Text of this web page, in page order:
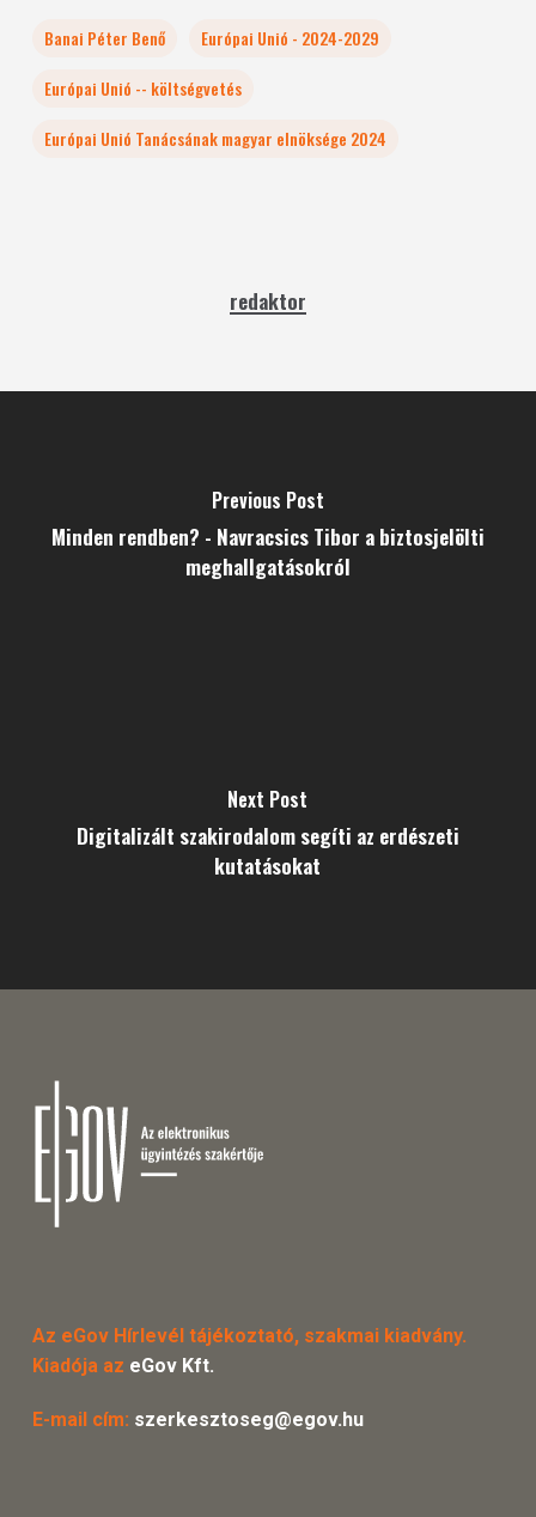
Banai Péter Benő
Európai Unió - 2024-2029
Európai Unió -- költségvetés
Európai Unió Tanácsának magyar elnöksége 2024
redaktor
Previous Post
Minden rendben? - Navracsics Tibor a biztosjelölti
meghallgatásokról
Next Post
Digitalizált szakirodalom segíti az erdészeti
kutatásokat
Az eGov Hírlevél tájékoztató, szakmai kiadvány.
Kiadója az eGov Kft.
E-mail cím: szerkesztoseg@egov.hu